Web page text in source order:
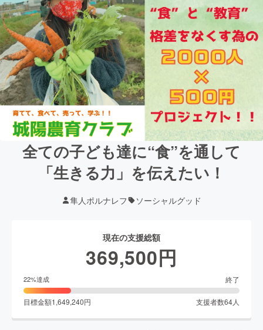
全ての子ども達に“食”を通して
「生きる力」を伝えたい！
隼人ポルナレフ ソーシャルグッド
現在の支援総額
369,500円
22%達成 終了
目標金額1,649,240円 支援者数64人